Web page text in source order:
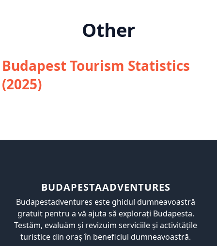
Other
Budapest Tourism Statistics
(2025)
BUDAPESTAADVENTURES
Budapestadventures este ghidul dumneavoastră
gratuit pentru a vă ajuta să explorați Budapesta.
Testăm, evaluăm și revizuim serviciile și activitățile
turistice din oraș în beneficiul dumneavoastră.